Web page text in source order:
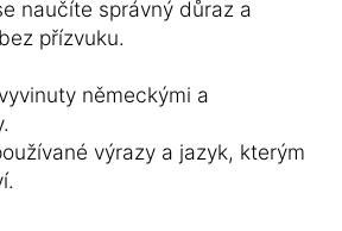
naučíte správný důraz a
přízvuku.
německými a
výrazy a jazyk, kterým